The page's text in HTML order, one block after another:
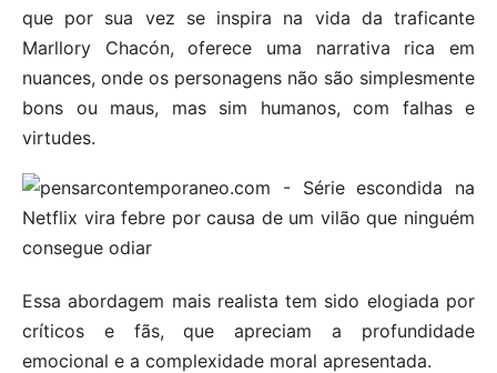
que por sua vez se inspira na vida da traficante
Marllory Chacón, oferece uma narrativa rica em
nuances, onde os personagens não são simplesmente
bons ou maus, mas sim humanos, com falhas e
virtudes.
Essa abordagem mais realista tem sido elogiada por
críticos e fãs, que apreciam a profundidade
emocional e a complexidade moral apresentada.